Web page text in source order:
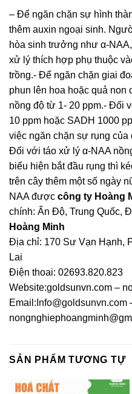
– Ðể ngăn chặn sự hình
thêm auxin ngoại sinh.
hòa sinh trưởng như α-
xử lý thích hợp phụ thuộc
trồng.- Ðể ngăn chặn giai
phun lên hoa hoặc quả non
nồng độ từ 1- 20 ppm.- Ðối
10 ppm hoặc SADH 1000
việc ngăn chặn sự rụng
Ðối với táo xử lý α-NAA
biểu hiện bắt đầu rụng thì
trên cây thêm một số ngày
NAA được công ty Hoàng
chính: Ấn Độ, Trung Quốc,
Hoàng Minh
Địa chỉ: 170 Sư Vạn Hạnh,
Lai
Điện thoai:
Website:goldsunvn.com –
Email: Info@goldsunvn.com
SẢN PHẨM TƯƠNG TỰ